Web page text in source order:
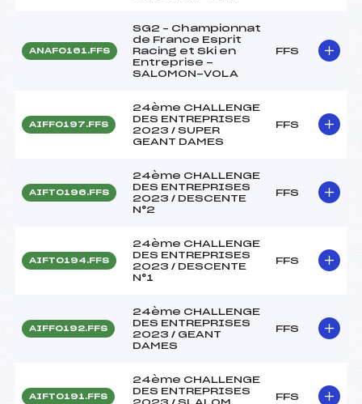
ANAF0161.FFS
SG2 – Championnat
de France Esprit
Racing et Ski en
Entreprise -
SALOMON-VOLA
FFS
AIFF0197.FFS
24ème CHALLENGE
DES ENTREPRISES
2023 / SUPER
GEANT DAMES
FFS
AIFT0196.FFS
24ème CHALLENGE
DES ENTREPRISES
2023 / DESCENTE
N°2
FFS
AIFT0194.FFS
24ème CHALLENGE
DES ENTREPRISES
2023 / DESCENTE
N°1
FFS
AIFF0192.FFS
24ème CHALLENGE
DES ENTREPRISES
2023 / GEANT
DAMES
FFS
AIFT0191.FFS
24ème CHALLENGE
DES ENTREPRISES
2023 / SLALOM
FFS